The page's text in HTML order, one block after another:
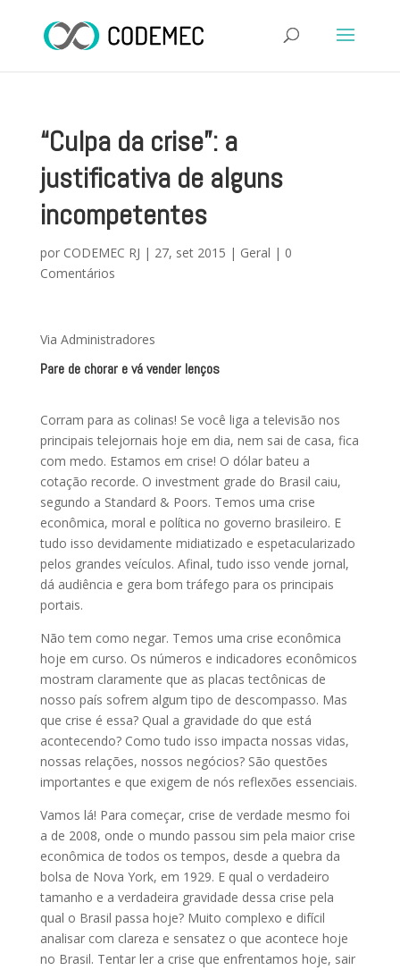
“Culpa da crise”: a
justificativa de alguns
incompetentes
por CODEMEC RJ | 27, set 2015 | Geral | 0
Comentários
Via Administradores
Pare de chorar e vá vender lenços
Corram para as colinas! Se você liga a televisão nos
principais telejornais hoje em dia, nem sai de casa, fica
com medo. Estamos em crise! O dólar bateu a
cotação recorde. O investment grade do Brasil caiu,
segundo a Standard & Poors. Temos uma crise
econômica, moral e política no governo brasileiro. E
tudo isso devidamente midiatizado e espetacularizado
pelos grandes veículos. Afinal, tudo isso vende jornal,
dá audiência e gera bom tráfego para os principais
portais.
Não tem como negar. Temos uma crise econômica
hoje em curso. Os números e indicadores econômicos
mostram claramente que as placas tectônicas de
nosso país sofrem algum tipo de descompasso. Mas
que crise é essa? Qual a gravidade do que está
acontecendo? Como tudo isso impacta nossas vidas,
nossas relações, nossos negócios? São questões
importantes e que exigem de nós reflexões essenciais.
Vamos lá! Para começar, crise de verdade mesmo foi
a de 2008, onde o mundo passou sim pela maior crise
econômica de todos os tempos, desde a quebra da
bolsa de Nova York, em 1929. E qual o verdadeiro
tamanho e a verdadeira gravidade dessa crise pela
qual o Brasil passa hoje? Muito complexo e difícil
analisar com clareza e sensatez o que acontece hoje
no Brasil. Tentar ler a crise que enfrentamos hoje, sair